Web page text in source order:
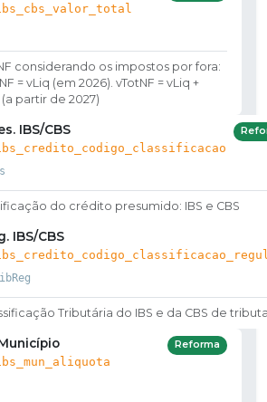
considerando os impostos por fora:
= vLiq (em 2026). vTotNF = vLiq +
(a partir de 2027)
IBS/CBS
do crédito presumido: IBS e CBS
IBS/CBS
Tributária do IBS e da CBS de
Reforma